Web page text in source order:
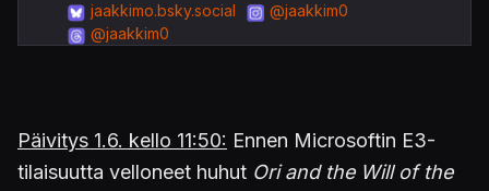
jaakkimo.bsky.social
@jaakkim0
@jaakkim0
Päivitys 1.6. kello 11:50: Ennen Microsoftin E3-
tilaisuutta velloneet huhut Ori and the Will of the